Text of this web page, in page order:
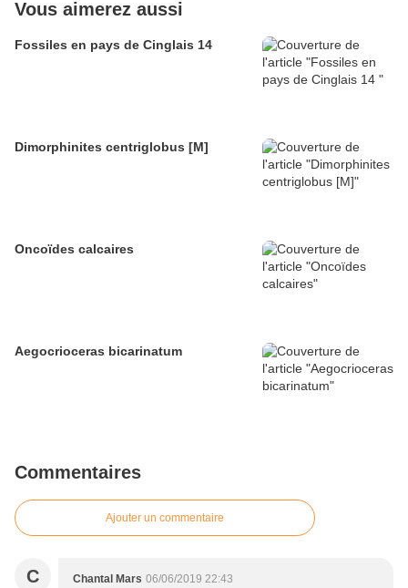
Vous aimerez aussi
Fossiles en pays de Cinglais 14
Dimorphinites centriglobus [M]
Oncoïdes calcaires
Aegocrioceras bicarinatum
Commentaires
Ajouter un commentaire
C Chantal Mars 06/06/2019 22:43